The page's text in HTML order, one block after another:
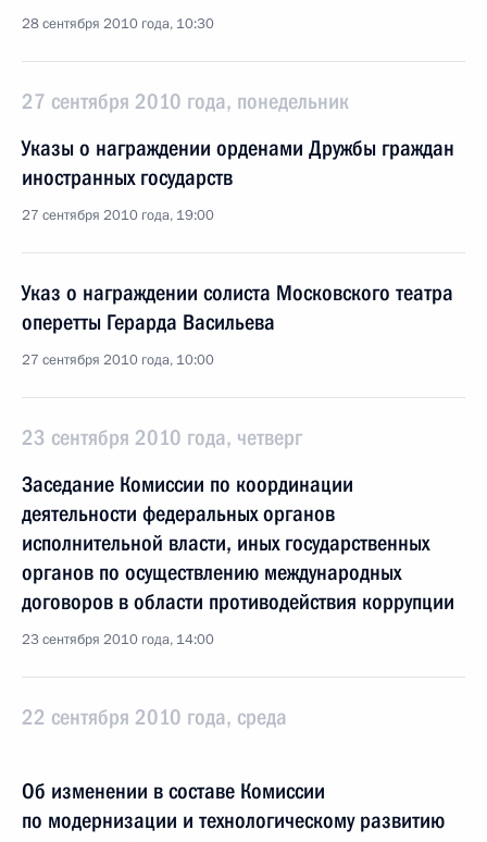
28 сентября 2010 года, 10:30
27 сентября 2010 года, понедельник
Указы о награждении орденами Дружбы граждан
иностранных государств
27 сентября 2010 года, 19:00
Указ о награждении солиста Московского театра
оперетты Герарда Васильева
27 сентября 2010 года, 10:00
23 сентября 2010 года, четверг
Заседание Комиссии по координации
деятельности федеральных органов
исполнительной власти, иных государственных
органов по осуществлению международных
договоров в области противодействия коррупции
23 сентября 2010 года, 14:00
22 сентября 2010 года, среда
по модернизации и технологическому развитию
экономики России